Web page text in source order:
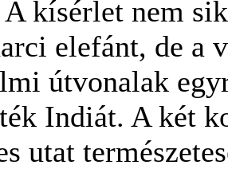
kísérlet nem
elefánt, de a
útvonalak
Indiát. A két
utat